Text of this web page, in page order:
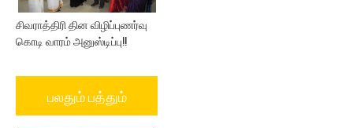
சிவராத்திரி தின விழிப்புணர்வு
கொடி வாரம் அனுஸ்டிப்பு!!
பலதும் பத்தும்